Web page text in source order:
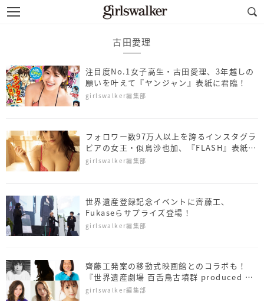
古田愛理
注目度No.1女子高生・古田愛理、3年越しの
願いを叶えて『ヤンジャン』表紙に君臨！
girlswalker編集部
フォロワー数97万人以上を誇るインスタグラ
ビアの女王・似鳥沙也加、『FLASH』表紙＆
巻頭グラビアに君臨！
girlswalker編集部
世界遺産登録記念イベントに齊藤工、
Fukaseらサプライズ登場！
girlswalker編集部
齊藤工発案の移動式映画館とのコラボも！
『世界遺産劇場 百舌鳥古墳群 produced by
TGC』開催決定！
girlswalker編集部